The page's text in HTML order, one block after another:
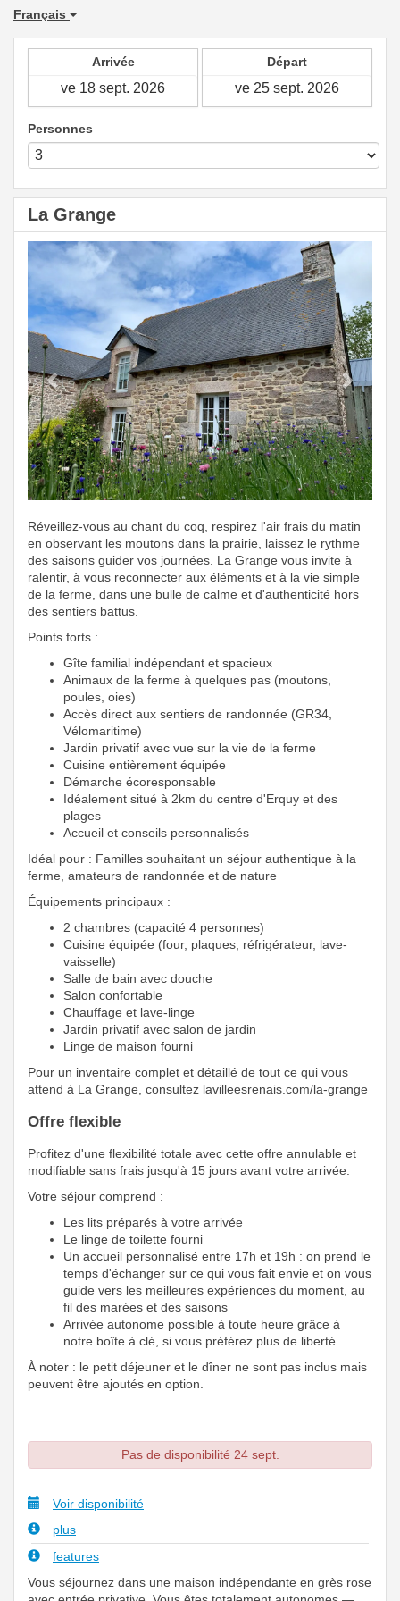
Français
Arrivée Départ
Personnes
La Grange
Previous
Next
Réveillez-vous au chant du coq, respirez l'air frais du matin
en observant les moutons dans la prairie, laissez le rythme
des saisons guider vos journées. La Grange vous invite à
ralentir, à vous reconnecter aux éléments et à la vie simple
de la ferme, dans une bulle de calme et d'authenticité hors
des sentiers battus.
Points forts :
Gîte familial indépendant et spacieux
Animaux de la ferme à quelques pas (moutons,
poules, oies)
Accès direct aux sentiers de randonnée (GR34,
Vélomaritime)
Jardin privatif avec vue sur la vie de la ferme
Cuisine entièrement équipée
Démarche écoresponsable
Idéalement situé à 2km du centre d'Erquy et des
plages
Accueil et conseils personnalisés
Idéal pour : Familles souhaitant un séjour authentique à la
ferme, amateurs de randonnée et de nature
Équipements principaux :
2 chambres (capacité 4 personnes)
Cuisine équipée (four, plaques, réfrigérateur, lave-
vaisselle)
Salle de bain avec douche
Salon confortable
Chauffage et lave-linge
Jardin privatif avec salon de jardin
Linge de maison fourni
Pour un inventaire complet et détaillé de tout ce qui vous
attend à La Grange, consultez lavilleesrenais.com/la-grange
Offre flexible
Profitez d'une flexibilité totale avec cette offre annulable et
modifiable sans frais jusqu'à 15 jours avant votre arrivée.
Votre séjour comprend :
Les lits préparés à votre arrivée
Le linge de toilette fourni
Un accueil personnalisé entre 17h et 19h : on prend le
temps d'échanger sur ce qui vous fait envie et on vous
guide vers les meilleures expériences du moment, au
fil des marées et des saisons
Arrivée autonome possible à toute heure grâce à
notre boîte à clé, si vous préférez plus de liberté
À noter : le petit déjeuner et le dîner ne sont pas inclus mais
peuvent être ajoutés en option.
Pas de disponibilité 24 sept.
Voir disponibilité
plus
features
Vous séjournez dans une maison indépendante en grès rose